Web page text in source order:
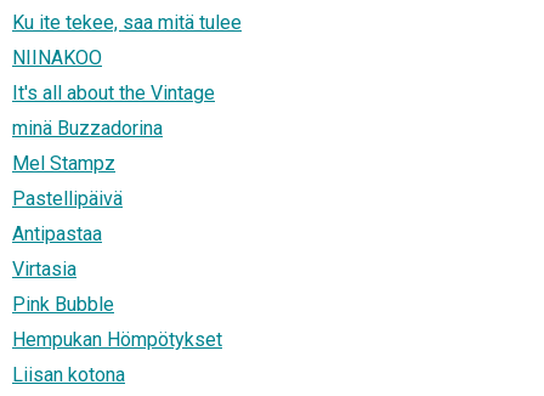
Ku ite tekee, saa mitä tulee
NIINAKOO
It's all about the Vintage
minä Buzzadorina
Mel Stampz
Pastellipäivä
Antipastaa
Virtasia
Pink Bubble
Hempukan Hömpötykset
Liisan kotona